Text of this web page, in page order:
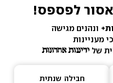
לפספס!
ונהנים מגישה
מעניינות
של
חבילה שנתית